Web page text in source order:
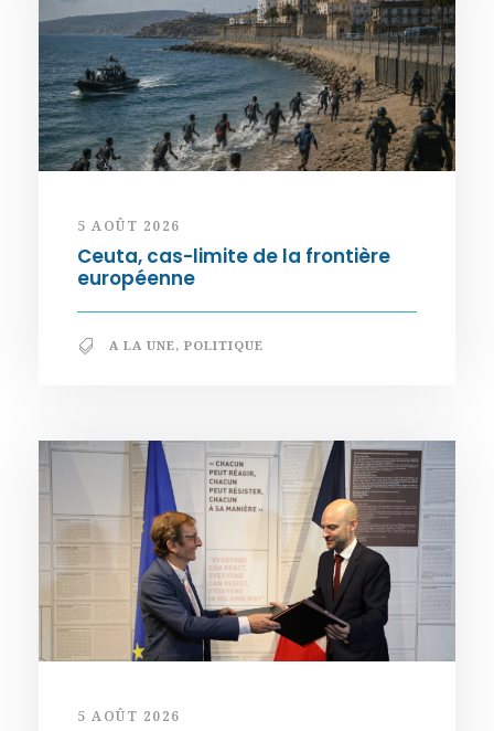
5 AOÛT 2026
Ceuta, cas-limite de la frontière
européenne
A LA UNE, POLITIQUE
5 AOÛT 2026